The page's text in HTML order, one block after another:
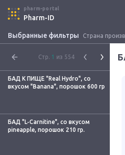
pharm-portal
Pharm-ID
Выбранные фильтры Страна
Стр. 1 из 554
БАД К ПИЩЕ "Real Hydro", со
вкусом "Banana", порошок 600 гр
БАД "L-Carnitine", со вкусом
pineapple, порошок 210 гр.